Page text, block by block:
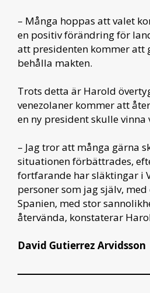
– Många hoppas att valet
en positiv förändring för
att presidenten kommer att
behålla makten.
Trots detta är Harold
venezolaner kommer att
en ny president skulle vinna
– Jag tror att många gärna
situationen förbättrades,
fortfarande har släktingar i
personer som jag själv,
Spanien, med stor
återvända, konstaterar
David Gutierrez Arvidsson